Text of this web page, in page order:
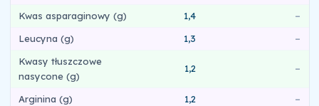
Kwas asparaginowy (g)
1,4
–
Leucyna (g)
1,3
–
Kwasy tłuszczowe
nasycone (g)
1,2 –
Arginina (g) 1,2
–